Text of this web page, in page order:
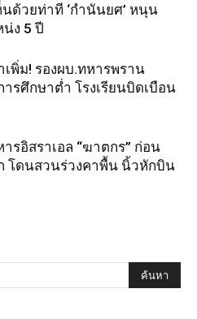
นด้วยท่าที ‘กำนันยศ’ หนุน
ง 5 ปี
พิ่ม! รองผบ.ทหารพราน
รศึกษาต่ำ โรงเรียนบิดเบือน
รอิสราเอล “ฆาตกร” ก่อน
โดนสวนร่วงคาพื้น นิ้วหักบิน